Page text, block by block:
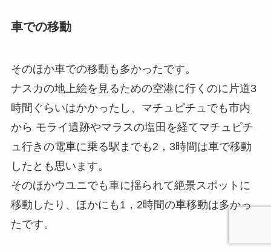
車での移動
そのほか車での移動も多かったです。
ナスカの地上絵を見るための空港に行くのに片道3
時間ぐらいはかかったし、マチュピチュでも市内
から モライ遺跡やマラスの塩田を経てマチュピチ
ュ行きの電車に乗る駅までも2，3時間は車で移動
したとも思います。
そのほかウユニでも車に揺られて絶景スポットに
移動したり、ほかにも1，2時間の車移動は多かっ
たです。